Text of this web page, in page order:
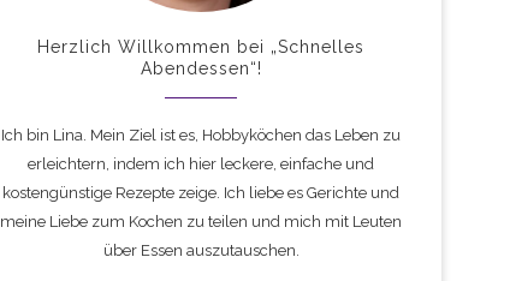
Herzlich Willkommen bei „Schnelles
Abendessen“!
Ich bin Lina. Mein Ziel ist es, Hobbyköchen das Leben zu
erleichtern, indem ich hier leckere, einfache und
kostengünstige Rezepte zeige. Ich liebe es Gerichte und
meine Liebe zum Kochen zu teilen und mich mit Leuten
über Essen auszutauschen.